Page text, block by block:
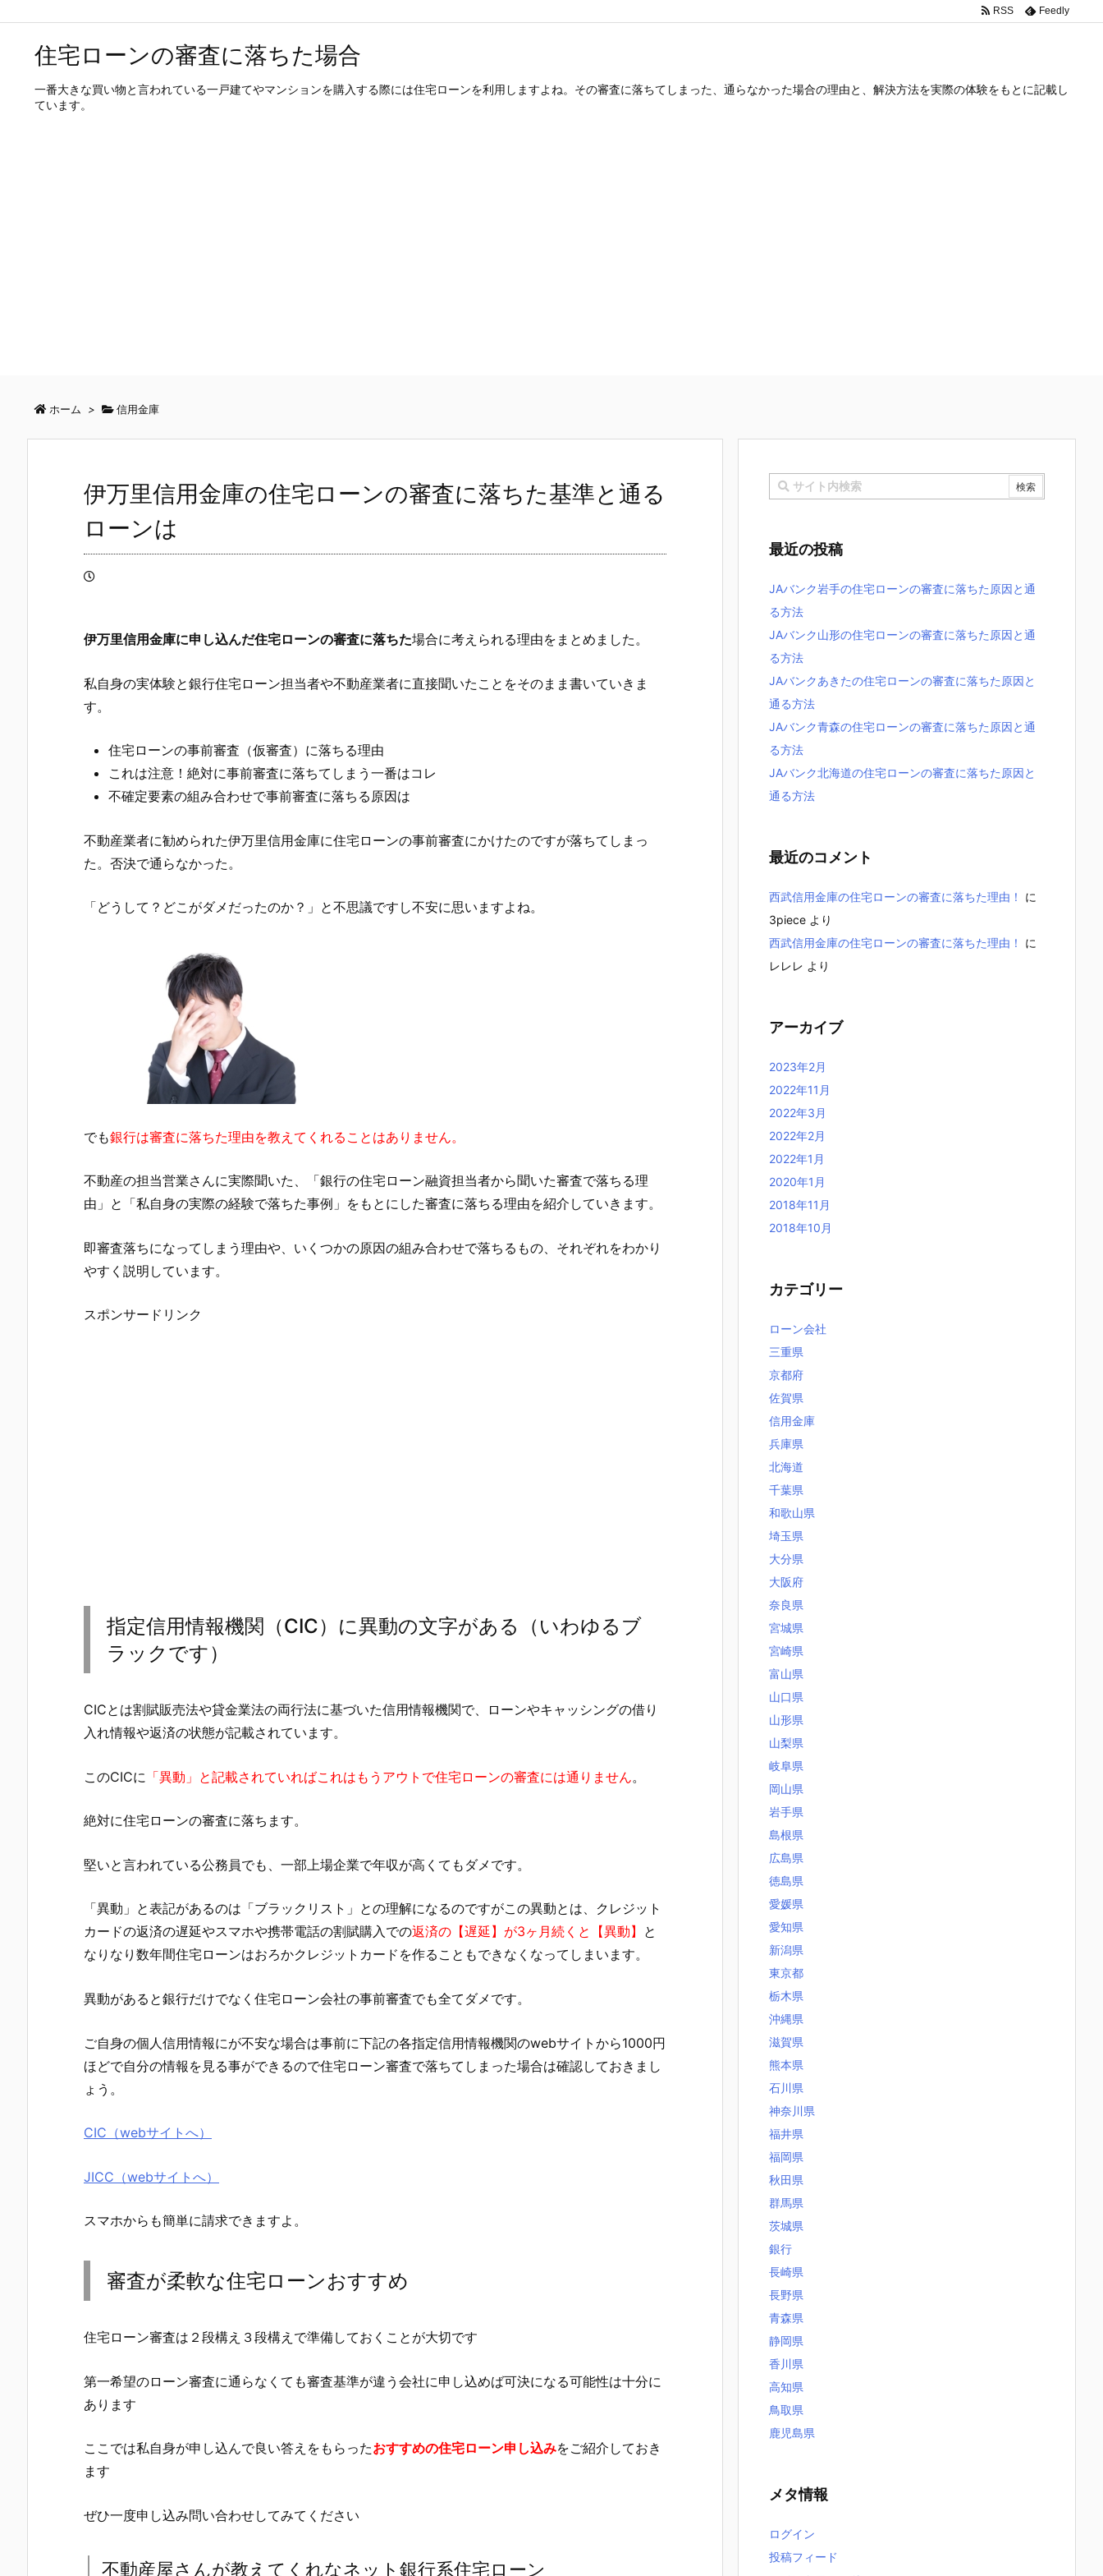
RSS Feedly
住宅ローンの審査に落ちた場合
一番大きな買い物と言われている一戸建てやマンションを購入する際には住宅ローンを利用しますよね。その審査に落ちてしまった、通らなかった場合の理由と、解決方法を実際の体験をもとに記載し
ています。
ホーム > 信用金庫
伊万里信用金庫の住宅ローンの審査に落ちた基準と通る
ローンは
伊万里信用金庫に申し込んだ住宅ローンの審査に落ちた場合に考えられる理由をまとめました。
私自身の実体験と銀行住宅ローン担当者や不動産業者に直接聞いたことをそのまま書いていきま
す。
住宅ローンの事前審査（仮審査）に落ちる理由
これは注意！絶対に事前審査に落ちてしまう一番はコレ
不確定要素の組み合わせで事前審査に落ちる原因は
不動産業者に勧められた伊万里信用金庫に住宅ローンの事前審査にかけたのですが落ちてしまっ
た。否決で通らなかった。
「どうして？どこがダメだったのか？」と不思議ですし不安に思いますよね。
でも銀行は審査に落ちた理由を教えてくれることはありません。
不動産の担当営業さんに実際聞いた、「銀行の住宅ローン融資担当者から聞いた審査で落ちる理
由」と「私自身の実際の経験で落ちた事例」をもとにした審査に落ちる理由を紹介していきます。
即審査落ちになってしまう理由や、いくつかの原因の組み合わせで落ちるもの、それぞれをわかり
やすく説明しています。
スポンサードリンク
指定信用情報機関（CIC）に異動の文字がある（いわゆるブ
ラックです）
CICとは割賦販売法や貸金業法の両行法に基づいた信用情報機関で、ローンやキャッシングの借り
入れ情報や返済の状態が記載されています。
このCICに 「異動」と記載されていればこれはもうアウトで住宅ローンの審査には通りません。
絶対に住宅ローンの審査に落ちます。
堅いと言われている公務員でも、一部上場企業で年収が高くてもダメです。
「異動」と表記があるのは「ブラックリスト」との理解になるのですがこの異動とは、クレジット
カードの返済の遅延やスマホや携帯電話の割賦購入での返済の【遅延】が3ヶ月続くと【異動】 と
なりなり数年間住宅ローンはおろかクレジットカードを作ることもできなくなってしまいます。
異動があると銀行だけでなく住宅ローン会社の事前審査でも全てダメです。
ご自身の個人信用情報にが不安な場合は事前に下記の各指定信用情報機関のwebサイトから1000円
ほどで自分の情報を見る事ができるので住宅ローン審査で落ちてしまった場合は確認しておきまし
ょう。
CIC（webサイトへ）
JICC（webサイトへ）
スマホからも簡単に請求できますよ。
審査が柔軟な住宅ローンおすすめ
住宅ローン審査は２段構え３段構えで準備しておくことが大切です
第一希望のローン審査に通らなくても審査基準が違う会社に申し込めば可決になる可能性は十分に
あります
ここでは私自身が申し込んで良い答えをもらったおすすめの住宅ローン申し込みをご紹介しておき
ます
ぜひ一度申し込み問い合わせしてみてください
不動産屋さんが教えてくれなネット銀行系住宅ローン
最近の投稿
JAバンク岩手の住宅ローンの審査に落ちた原因と通
る方法
JAバンク山形の住宅ローンの審査に落ちた原因と通
る方法
JAバンクあきたの住宅ローンの審査に落ちた原因と
通る方法
JAバンク青森の住宅ローンの審査に落ちた原因と通
る方法
JAバンク北海道の住宅ローンの審査に落ちた原因と
通る方法
最近のコメント
西武信用金庫の住宅ローンの審査に落ちた理由！
に
3piece より
西武信用金庫の住宅ローンの審査に落ちた理由！
に
レレレ より
アーカイブ
2023年2月
2022年11月
2022年3月
2022年2月
2022年1月
2020年1月
2018年11月
2018年10月
カテゴリー
ローン会社
三重県
京都府
佐賀県
信用金庫
兵庫県
北海道
千葉県
和歌山県
埼玉県
大分県
大阪府
奈良県
宮城県
宮崎県
富山県
山口県
山形県
山梨県
岐阜県
岡山県
岩手県
島根県
広島県
徳島県
愛媛県
愛知県
新潟県
東京都
栃木県
沖縄県
滋賀県
熊本県
石川県
神奈川県
福井県
福岡県
秋田県
群馬県
茨城県
銀行
長崎県
長野県
青森県
静岡県
香川県
高知県
鳥取県
鹿児島県
メタ情報
ログイン
投稿フィード